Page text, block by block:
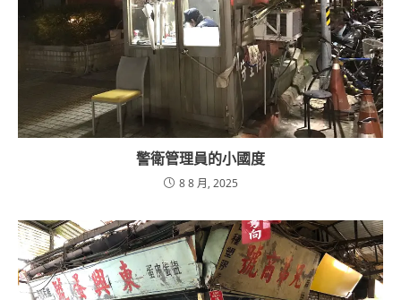
警衛管理員的小國度
8 8 月, 2025